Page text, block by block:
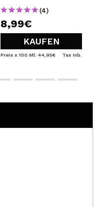
(4)
8,99€
KAUFEN
Preis x 100 Ml: 44,95€ Tax Inb.